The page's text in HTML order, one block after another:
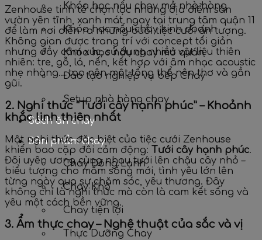
Khóa học nấu chay mở nhà hàng
Khóa học nấu chay kinh doanh
Khóa học nấu chay mở quán
Đào tạo nghiệp vụ bếp Chay
Setup nhà hàng chay
Sách ăn chay
Sản phẩm chay
Chay Đông Lạnh
Chay Khô
Chay tiện lợi
Thực Dưỡng Chay
Zenhouse tinh tế chọn lọc những địa điểm sân
vườn yên tĩnh, xanh mát ngay tại trung tâm quận 11
để làm nơi diễn ra những buổi tiệc cưới ấn tượng.
Không gian được trang trí với concept tối giản
nhưng đầy cảm xúc, sử dụng nhiều vật liệu thiên
nhiên: tre, gỗ, lá, nến, kết hợp với âm nhạc acoustic
nhẹ nhàng… tạo nên một tổng thể nên thơ và gần
gũi.
2. Nghi thức “Tưới cây hạnh phúc” – Khoảnh
khắc linh thiên nhất
Một nghi thức đặc biệt của tiệc cưới Zenhouse
khiến bao cặp đôi cảm động:
Tưới cây hạnh phúc.
Đôi uyên ương cùng nhau tưới lên chậu cây nhỏ –
biểu tượng cho mầm sống mới, tình yêu lớn lên
từng ngày qua sự chăm sóc, yêu thương. Đây
không chỉ là nghi thức mà còn là cam kết sống và
yêu một cách bền vững.
3. Ẩm thực chay – Nghệ thuật của sắc và vị